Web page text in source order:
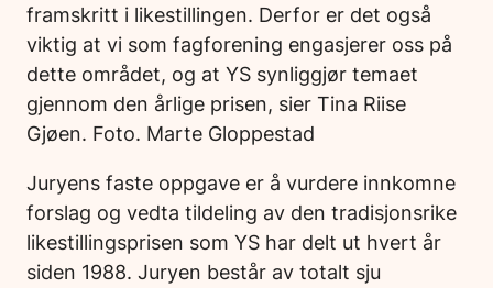
framskritt i likestillingen. Derfor er det også
viktig at vi som fagforening engasjerer oss på
dette området, og at YS synliggjør temaet
gjennom den årlige prisen, sier Tina Riise
Gjøen. Foto. Marte Gloppestad
Juryens faste oppgave er å vurdere innkomne
forslag og vedta tildeling av den tradisjonsrike
likestillingsprisen som YS har delt ut hvert år
siden 1988. Juryen består av totalt sju